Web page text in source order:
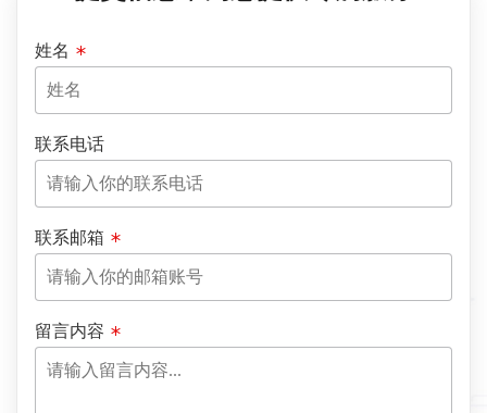
姓名
联系电话
联系邮箱
留言内容